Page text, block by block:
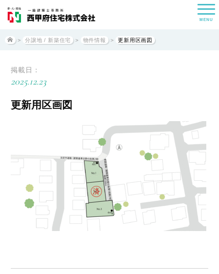
MENU
> 分譲地 / 新築住宅 > 物件情報 > 更新用区画図
掲載日：
2025.12.23
更新用区画図